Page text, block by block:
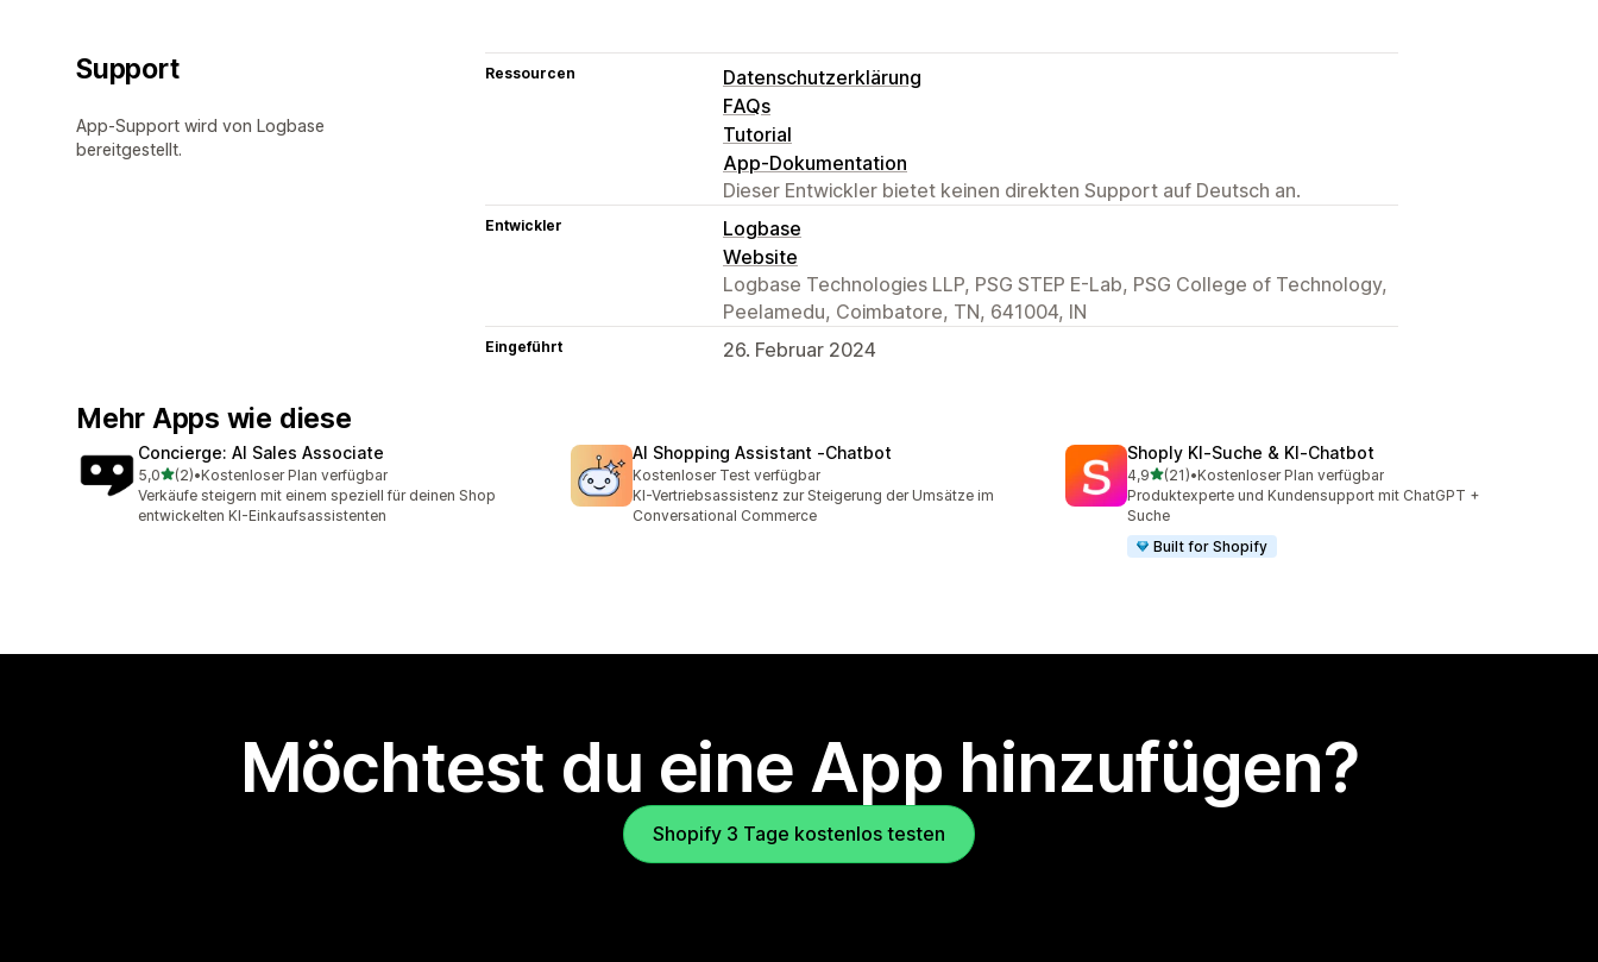
Support
App-Support wird von Logbase
bereitgestellt.
Ressourcen
Datenschutzerklärung
FAQs
Tutorial
App-Dokumentation
Dieser Entwickler bietet keinen direkten Support auf Deutsch an.
Entwickler
Logbase
Website
Logbase Technologies LLP, PSG STEP E-Lab, PSG College of Technology,
Peelamedu, Coimbatore, TN, 641004, IN
Eingeführt 26. Februar 2024
Mehr Apps wie diese
Concierge: AI Sales Associate
5,0von 5 Sternen
(2)
2 Rezensionen insgesamt
•Kostenloser Plan verfügbar
Verkäufe steigern mit einem speziell für deinen Shop
entwickelten KI-Einkaufsassistenten
AI Shopping Assistant ‑Chatbot
Kostenloser Test verfügbar
KI-Vertriebsassistenz zur Steigerung der Umsätze im
Conversational Commerce
Shoply KI‑Suche & KI‑Chatbot
4,9von 5 Sternen
(21)
21 Rezensionen insgesamt
•Kostenloser Plan verfügbar
Produktexperte und Kundensupport mit ChatGPT +
Suche
Built for Shopify
Möchtest du eine App hinzufügen?
Shopify 3 Tage kostenlos testen